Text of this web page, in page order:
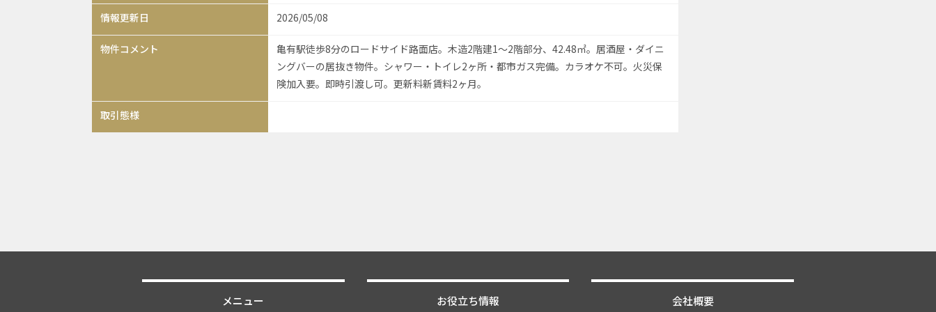
情報更新日 2026/05/08
物件コメント
亀有駅徒歩8分のロードサイド路面店。木造2階建1〜2階部分、42.48㎡。居酒屋・ダイニ
ングバーの居抜き物件。シャワー・トイレ2ヶ所・都市ガス完備。カラオケ不可。火災保
険加入要。即時引渡し可。更新料新賃料2ヶ月。
取引態様
メニュー お役立ち情報 会社概要